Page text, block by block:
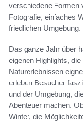
verschiedene Formen
Fotografie, einfaches
friedlichen
Das ganze Jahr über
eigenen Highlights,
Naturerlebnissen
erleben Besucher
und der Umgebung,
Abenteuer machen.
Winter, die